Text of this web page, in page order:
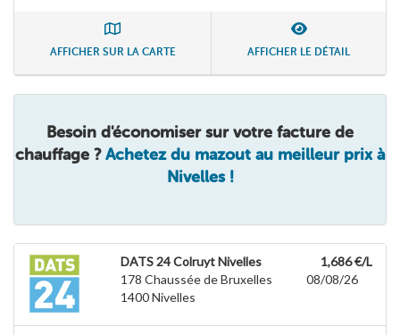
AFFICHER SUR LA CARTE AFFICHER LE DÉTAIL
Besoin d'économiser sur votre facture de
chauffage ?Achetez du mazout au meilleur prix à
Nivelles !
DATS 24 Colruyt Nivelles
178 Chaussée de Bruxelles
1400Nivelles
1,686 €/L
08/08/26